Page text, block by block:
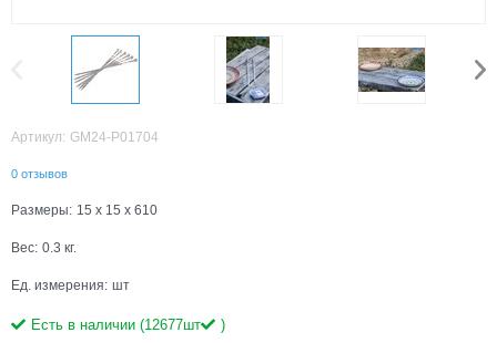
Артикул: GM24-P01704
0 отзывов
Размеры: 15 x 15 x 610
Вес: 0.3 кг.
Ед. измерения: шт
Есть в наличии (12677шт )